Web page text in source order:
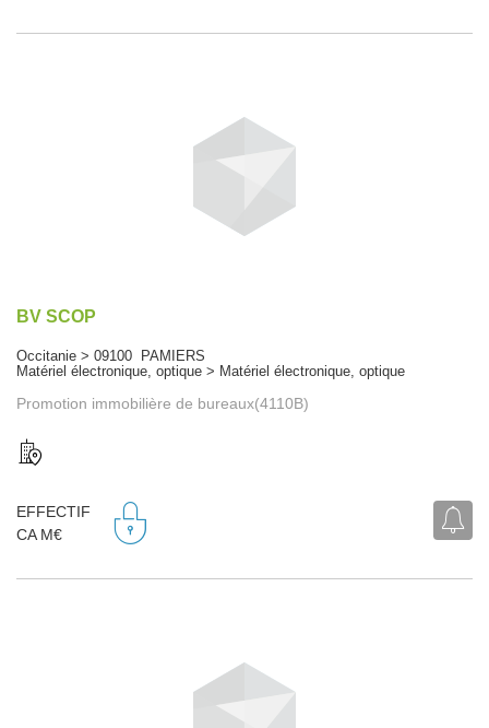
BV SCOP
Occitanie > 09100 PAMIERS
Matériel électronique, optique > Matériel électronique, optique
Promotion immobilière de bureaux(4110B)
EFFECTIF
CA M€